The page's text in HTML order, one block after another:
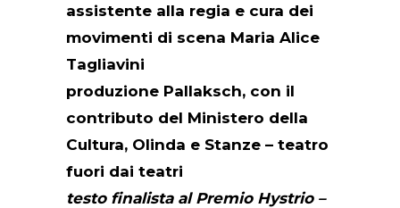
assistente alla regia e cura dei
movimenti di scena Maria Alice
Tagliavini
produzione Pallaksch, con il
contributo del Ministero della
Cultura, Olinda e Stanze – teatro
fuori dai teatri
testo finalista al Premio Hystrio –